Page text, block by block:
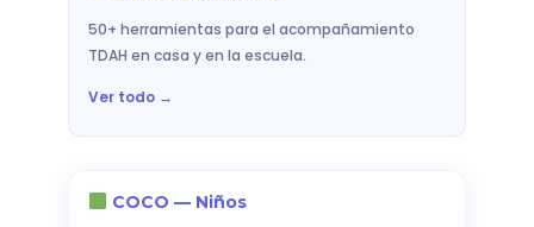
50+ herramientas para el acompañamiento
TDAH en casa y en la escuela.
Ver todo →
COCO — Niños